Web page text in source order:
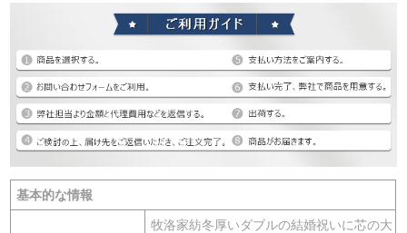
基本的な情報
牧洛家紡冬厚いダブルの結婚祝いに芯の大